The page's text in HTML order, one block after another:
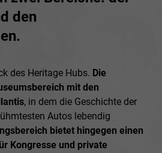
den
des Heritage Hubs. Die
mit den
, in dem die Geschichte der
Autos lebendig
bietet hingegen einen
Kongresse und private